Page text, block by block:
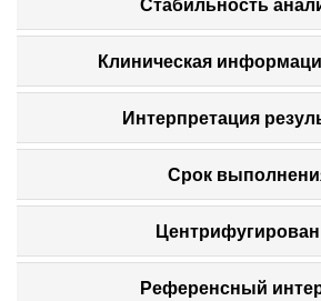
Клиническая
Интерпретация
Срок
Референсный